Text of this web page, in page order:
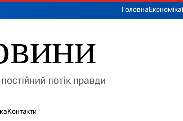
ГоловнаЕкономіка
потік правди
Контакти